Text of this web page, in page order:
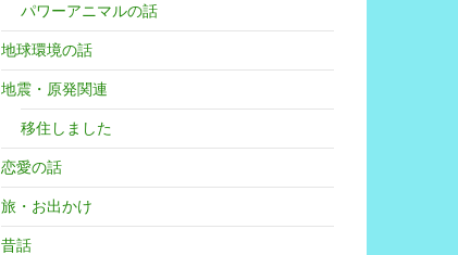
パワーアニマルの話
地球環境の話
地震・原発関連
移住しました
恋愛の話
旅・お出かけ
昔話